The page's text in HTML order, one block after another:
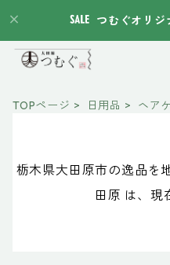
つむぐオリジ
TOPページ 日用品 ヘア
栃木県大田原市の逸品を
田原 は、現